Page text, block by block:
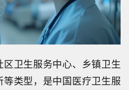
卫生服务中心、乡镇卫生
类型，是中国医疗卫生服